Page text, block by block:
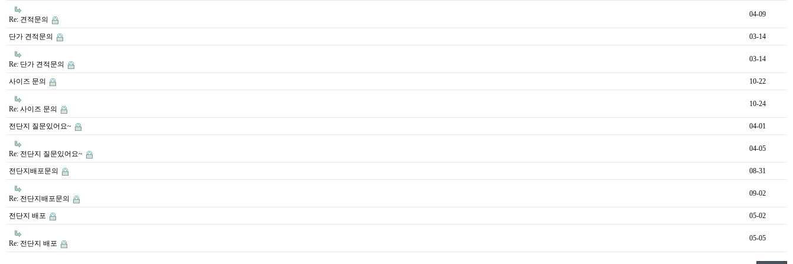
Re: 견적문의
04-09
단가 견적문의 03-14
Re: 단가 견적문의
03-14
사이즈 문의 10-22
Re: 사이즈 문의
10-24
전단지 질문있어요~ 04-01
Re: 전단지 질문있어요~
04-05
전단지배포문의 08-31
Re: 전단지배포문의
09-02
전단지 배포 05-02
Re: 전단지 배포
05-05